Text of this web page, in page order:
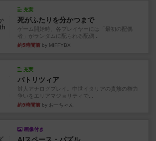
充実
死がふたりを分かつまで
ゲーム開始時、各プレイヤーには「最初の配偶
者」がランダムに配られる配偶...
約5時間前 by MIFFYBX
充実
パトリツィア
対人アナログプレイ。中世イタリアの貴族の権力
争いをエリアマジョリティで...
約9時間前 by おーちゃん
画像付き